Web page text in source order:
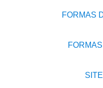
FORMAS